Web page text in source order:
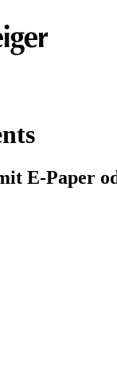
E-Paper